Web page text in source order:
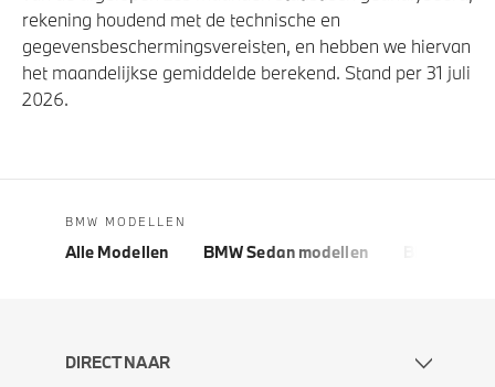
rekening houdend met de technische en
gegevensbeschermingsvereisten, en hebben we hiervan
het maandelijkse gemiddelde berekend. Stand per 31 juli
2026.
BMW MODELLEN
Alle Modellen BMW Sedan modellen
DIRECT NAAR